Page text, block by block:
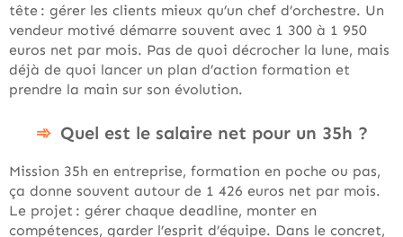
tête : gérer les clients mieux qu’un chef d’orchestre. Un
vendeur motivé démarre souvent avec 1 300 à 1 950
euros net par mois. Pas de quoi décrocher la lune, mais
déjà de quoi lancer un plan d’action formation et
prendre la main sur son évolution.
Quel est le salaire net pour un 35h ?
Mission 35h en entreprise, formation en poche ou pas,
ça donne souvent autour de 1 426 euros net par mois.
Le projet : gérer chaque deadline, monter en
compétences, garder l’esprit d’équipe. Dans le concret,